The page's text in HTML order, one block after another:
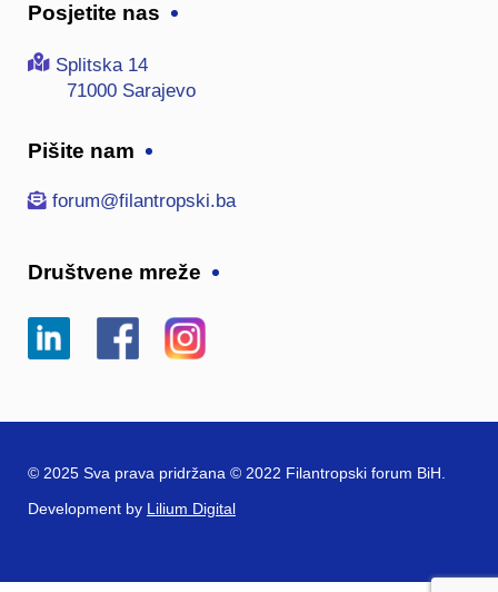
Posjetite nas
Splitska 14
71000 Sarajevo
Pišite nam
forum@filantropski.ba
Društvene mreže
© 2025 Sva prava pridržana © 2022 Filantropski forum BiH.
Development by Lilium Digital